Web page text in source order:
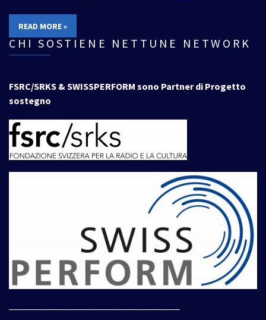
READ MORE »
CHI SOSTIENE NETTUNE NETWORK
FSRC/SRKS & SWISSPERFORM sono Partner di Progetto
sostegno